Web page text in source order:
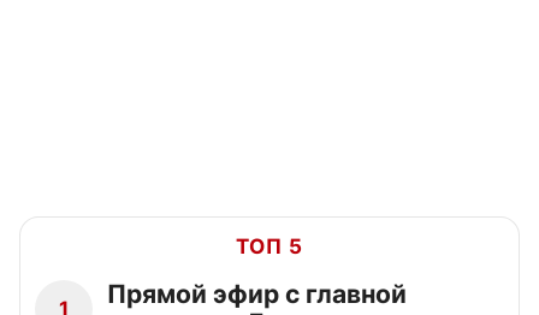
ТОП 5
1
Прямой эфир с главной